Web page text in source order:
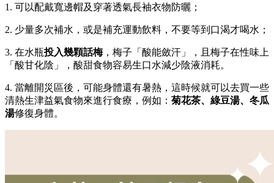
1. 可以配戴寬邊帽及穿著透氣長袖衣物防曬；
2. 少量多次補水，或是補充運動飲料，不要等到口渴才喝水；
3. 在水瓶投入幾顆話梅，梅子「酸能斂汗」，且梅子在性味上
「酸甘化陰」，酸甜食物容易生口水減少陰液消耗。
4. 當離開災區後，可能身體還有暑熱，這時候就可以去買一些
清熱生津益氣食物來進行食療，例如： 菊花茶、綠豆湯、冬瓜
湯修復身體。